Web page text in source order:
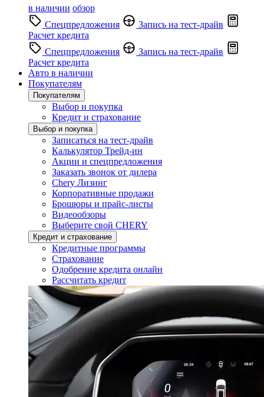
в наличии обзор
Спецпредложения
Запись на тест-драйв
Расчет кредита
Спецпредложения
Запись на тест-драйв
Расчет кредита
Авто в наличии
Покупателям
Покупателям
Выбор и покупка
Кредит и страхование
Выбор и покупка
Записаться на тест-драйв
Калькулятор Трейд-ин
Акции и спецпредложения
Заказать звонок от дилера
Chery Лизинг
Корпоративные продажи
Брошюры и прайс-листы
Видеообзоры
Выберите свой CHERY
Кредит и страхование
Кредитные программы
Страхование
Одобрение кредита онлайн
Рассчитать кредит